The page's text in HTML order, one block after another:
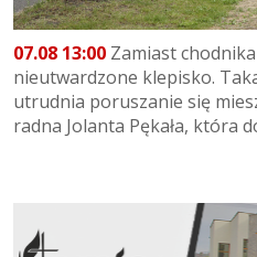
07.08 13:00 Zamiast
nieutwardzone klepisko.
utrudnia poruszanie się
radna Jolanta Pękała, która